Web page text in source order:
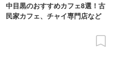
中目黒のおすすめカフェ8選！古
民家カフェ、チャイ専門店など